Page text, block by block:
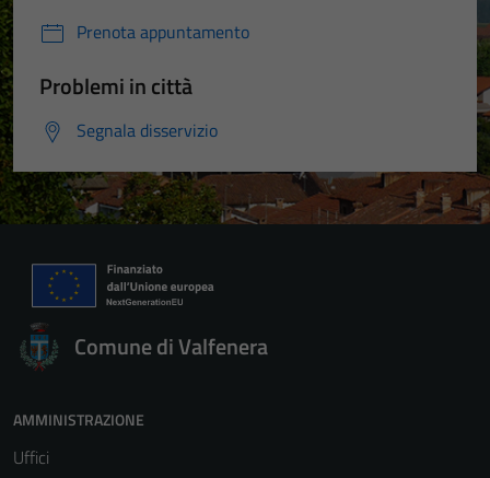
Prenota appuntamento
Problemi in città
Segnala disservizio
Comune di Valfenera
AMMINISTRAZIONE
Uffici